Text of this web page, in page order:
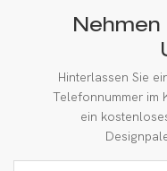
Hinterlassen Sie
Telefonnummer im
ein